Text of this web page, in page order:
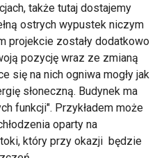
także tutaj dostajemy
ostrych wypustek niczym
projekcie zostały dodatkowo
pozycję wraz ze zmianą
się na nich ogniwa mogły jak
słoneczną. Budynek ma
funkcji". Przykładem może
oparty na
który przy okazji będzie